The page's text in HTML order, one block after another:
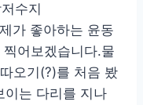
수지
가 좋아하는 윤동
어보겠습니다.물
오기(?)를 처음 봤
이는 다리를 지나